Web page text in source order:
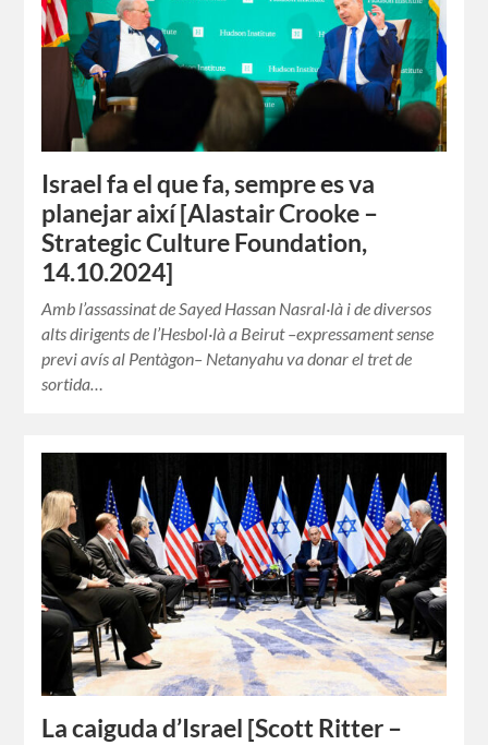
Israel fa el que fa, sempre es va
planejar així [Alastair Crooke –
Strategic Culture Foundation,
14.10.2024]
Amb l’assassinat de Sayed Hassan Nasral·là i de diversos
alts dirigents de l’Hesbol·là a Beirut –expressament sense
previ avís al Pentàgon– Netanyahu va donar el tret de
sortida…
La caiguda d’Israel [Scott Ritter –